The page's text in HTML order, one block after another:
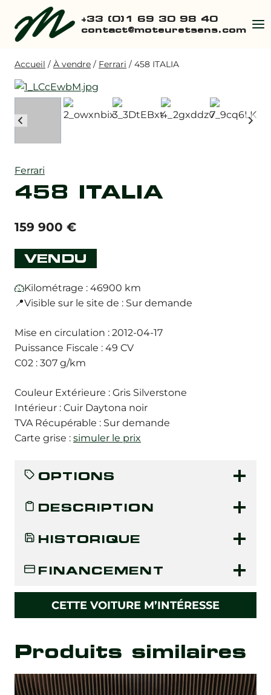
contenu
+33 (0)1 69 30 98 40
contact@moteuretsens.com
Accueil / À vendre / Ferrari / 458 ITALIA
Ferrari
458 ITALIA
159 900 €
VENDU
Kilométrage : 46900 km
📍Visible sur le site de : Sur demande
Mise en circulation : 2012-04-17
Puissance Fiscale : 49 CV
C02 : 307 g/km
Couleur Extérieure : Gris Silverstone
Intérieur : Cuir Daytona noir
TVA Récupérable : Sur demande
Carte grise : simuler le prix
OPTIONS
DESCRIPTION
HISTORIQUE
FINANCEMENT
CETTE VOITURE M’INTÉRESSE
Produits similaires